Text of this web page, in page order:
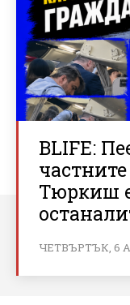
BLIFE:
Тюркиш
ЧЕТВЪРТЪК, 6